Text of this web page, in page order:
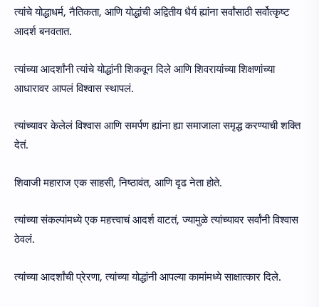
त्यांचे योद्धाधर्म, नैतिकता, आणि योद्धांची अद्वितीय धैर्य ह्यांना सर्वांसाठी सर्वोत्कृष्ट
आदर्श बनवतात.
त्यांच्या आदर्शांनी त्यांचे योद्धांनी शिकवून दिले आणि शिवरायांच्या शिक्षणांच्या
आधारावर आपलं विश्वास स्थापलं.
त्यांच्यावर केलेलं विश्वास आणि समर्पण ह्यांना ह्या समाजाला समृद्ध करण्याची शक्ति
देतं.
शिवाजी महाराज एक साहसी, निष्ठावंत, आणि दृढ नेता होते.
त्यांच्या संकल्पांमध्ये एक महत्त्वाचं आदर्श वाटतं, ज्यामुळे त्यांच्यावर सर्वांनी विश्वास
ठेवलं.
त्यांच्या आदर्शांची प्रेरणा, त्यांच्या योद्धांनी आपल्या कामांमध्ये साक्षात्कार दिले.